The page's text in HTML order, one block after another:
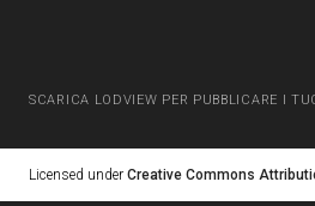
SCARICA LODVIEW PER PUBBLICARE I
Licensed under Creative Commons